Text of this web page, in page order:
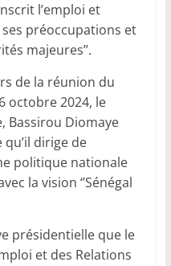
l’emploi et
préoccupations et
majeures’’.
de la réunion du
octobre 2024, le
Bassirou Diomaye
dirige de
politique nationale
la vision ‘’Sénégal
présidentielle que le
et des Relations